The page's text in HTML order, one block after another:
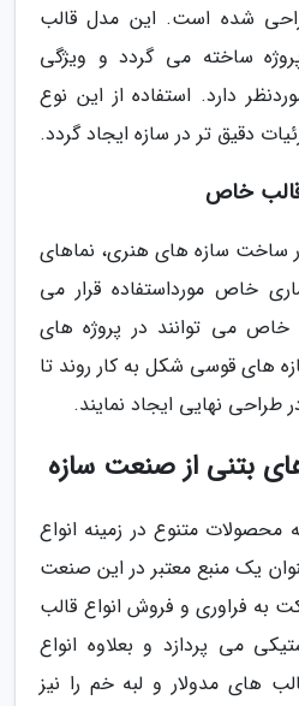
شده است. این مدل قالب
ساخته می گردد و ویژگی
دارد. استفاده از این نوع
دقیق تر در سازه ایجاد گردد.
قالب خاص
ساخت سازه های هنری، نماهای
خاص مورداستفاده قرار می
خاص می توانند در پروژه های
های قوسی شکل به کار روند تا
طراحی نهایی ایجاد نمایند.
بتنی از صنعت سازه
متنوع در زمینه انواع
یک منبع معتبر در این صنعت
به فراوری و فروش انواع قالب
می پردازد و بعلاوه انواع
های مدولار و لبه خم را نیز